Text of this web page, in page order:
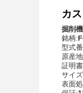
カ
掘削
銘柄:
型式
原産
証明
サイ
表面